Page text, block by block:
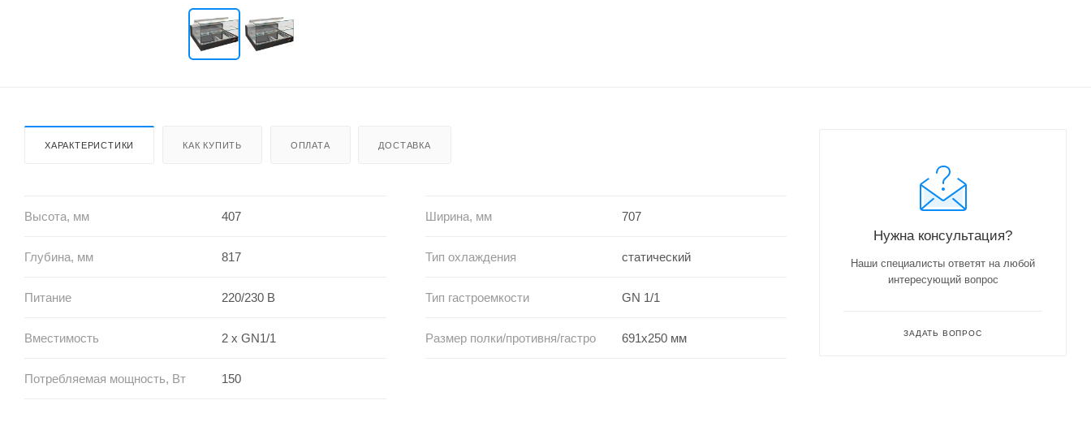
ХАРАКТЕРИСТИКИ КАК КУПИТЬ ОПЛАТА ДОСТАВКА
Высота, мм 407 Ширина, мм 707
Глубина, мм 817 Тип охлаждения статический
Питание 220/230 В Тип гастроемкости GN 1/1
Вместимость 2 х GN1/1 Размер полки/противня/гастро 691х250 мм
Потребляемая мощность, Вт 150
Нужна консультация?
Наши специалисты ответят на любой
интересующий вопрос
ЗАДАТЬ ВОПРОС